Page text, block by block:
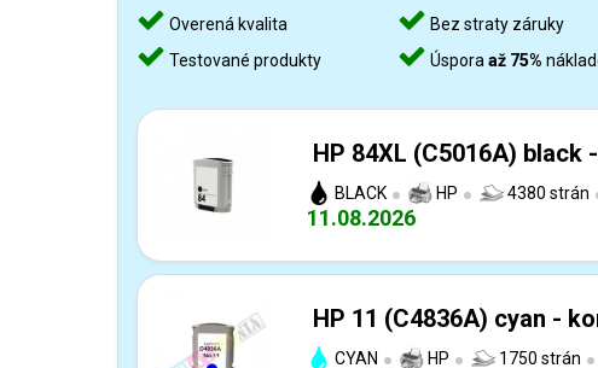
Overená kvalita
Testované produkty
Bez straty záruky
Úsporaaž 75%
HP 84XL (C5016A) black
BLACK HP 4380 strán
11.08.2026
HP 11 (C4836A) cyan -
CYAN HP 1750 strán